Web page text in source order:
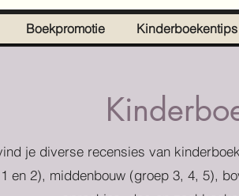
Boekpromotie Kinderboekentips
je diverse recensies van
en 2), middenbouw (groep 3, 4, 5),